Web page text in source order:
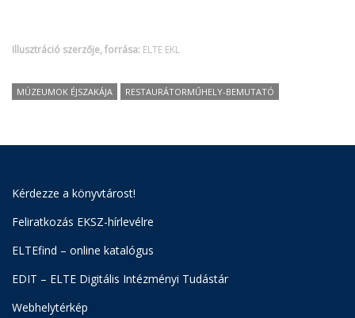
Illusztráció szerzője, forrása: ELTE EKL
MÚZEUMOK ÉJSZAKÁJA RESTAURÁTORMŰHELY-BEMUTATÓ
Kérdezze a könyvtárost!
Feliratkozás EKSZ-hírlevélre
ELTEfind – online katalógus
EDIT – ELTE Digitális Intézményi Tudástár
Webhelytérkép